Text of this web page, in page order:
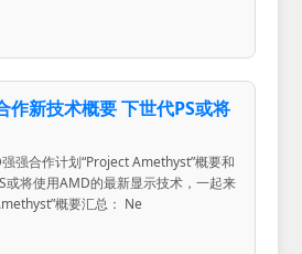
作新技术概要 下世代PS或将
强合作计划“Project Amethyst”概要和
或将使用AMD的最新显示技术，一起来
概要汇总： Ne